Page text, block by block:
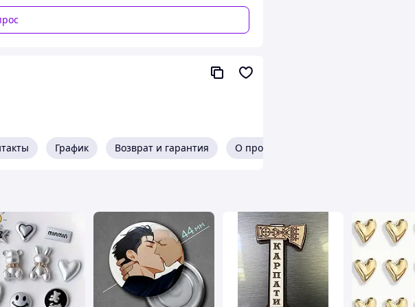
сначала собрать весь месяц в единую целостную
логично и без перегрузки.
фокус на текущих задачах и системно
задачи
нагрузку
использование
среды
общий план на месяц, а затем перейти к
График Возврат и гарантия О продавце